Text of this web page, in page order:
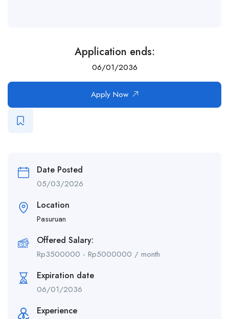
Application ends:
06/01/2036
Apply Now
Date Posted
05/03/2026
Location
Pasuruan
Offered Salary:
Rp3500000 - Rp5000000 / month
Expiration date
06/01/2036
Experience